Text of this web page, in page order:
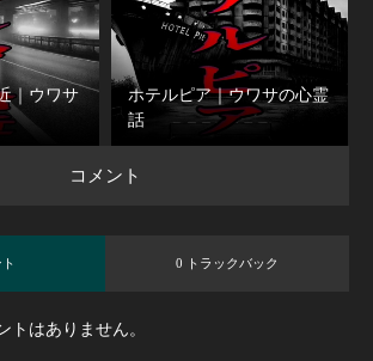
｜ウワサ
ホテルピア｜ウワサの心霊
話
コメント
0 トラックバック
トはありません。